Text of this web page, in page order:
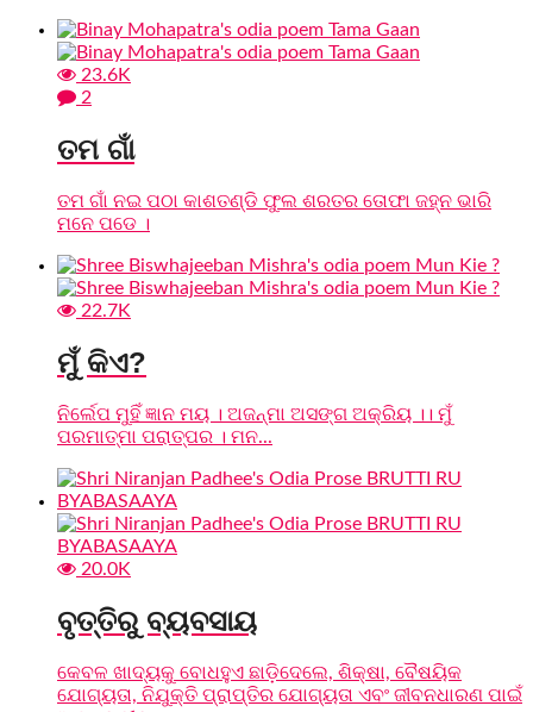
23.6K
2
ତମ ଗାଁ
ତମ ଗାଁ ନଇ ପଠା କାଶତଣ୍ଡି ଫୁଲ ଶରତର ତୋଫା ଜହ୍ନ ଭାରି
ମନେ ପଡେ ।
22.7K
ମୁଁ କିଏ?
ନିର୍ଲେପ ମୁହିଁ ଜ୍ଞାନ ମୟ । ଅଜନ୍ମା ଅସଙ୍ଗ ଅକ୍ରିୟ ।। ମୁଁ
ପରମାତ୍ମା ପରାତ୍ପର । ମନ...
20.0K
ବୃତ୍ତିରୁ ବ୍ୟବସାୟ
କେବଳ ଖାଦ୍ୟକୁ ବୋଧହୁଏ ଛାଡ଼ିଦେଲେ, ଶିକ୍ଷା, ବୈଷୟିକ
ଯୋଗ୍ୟତା, ନିଯୁକ୍ତି ପ୍ରାପ୍ତିର ଯୋଗ୍ୟତା ଏବଂ ଜୀବନଧାରଣ ପାଇଁ